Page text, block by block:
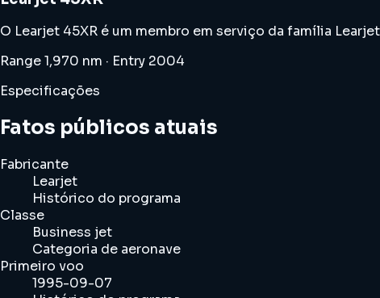
O Learjet 45XR é um membro em serviço da família
Range 1,970 nm · Entry 2004
Especificações
Fatos públicos atuais
Fabricante
Learjet
Histórico do programa
Classe
Business jet
Categoria de aeronave
Primeiro voo
1995-09-07